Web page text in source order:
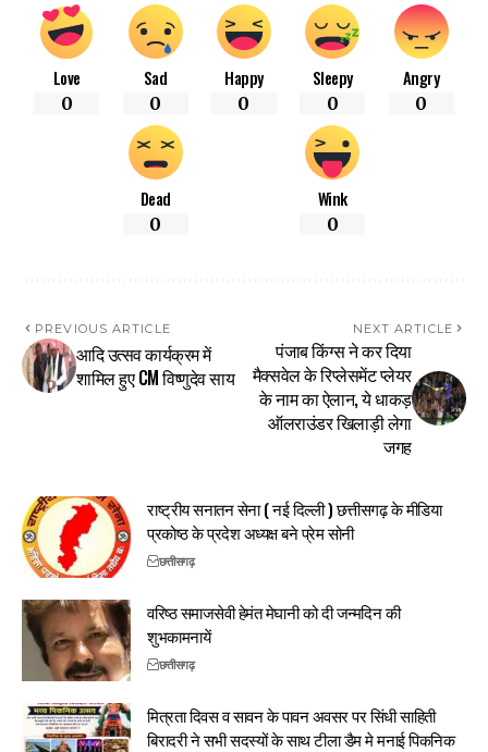
Love
0
Sad
0
Happy
0
Sleepy
0
Angry
0
Dead
0
Wink
0
PREVIOUS ARTICLE
आदि उत्सव कार्यक्रम में
शामिल हुए CM विष्णुदेव साय
NEXT ARTICLE
पंजाब किंग्स ने कर दिया
मैक्सवेल के रिप्लेसमेंट प्लेयर
के नाम का ऐलान, ये धाकड़
ऑलराउंडर खिलाड़ी लेगा
जगह
राष्ट्रीय सनातन सेना ( नई दिल्ली ) छत्तीसगढ़ के मीडिया
प्रकोष्ठ के प्रदेश अध्यक्ष बने प्रेम सोनी
छत्तीसगढ़
वरिष्ठ समाजसेवी हेमंत मेघानी को दी जन्मदिन की
शुभकामनायें
छत्तीसगढ़
मित्रता दिवस व सावन के पावन अवसर पर सिंधी साहिती
बिरादरी ने सभी सदस्यों के साथ टीला डैम मे मनाई पिकनिक